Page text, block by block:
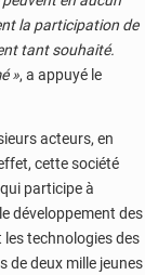
la participation de
tant souhaité.
», a appuyé le
acteurs, en
cette société
participe à
développement des
les technologies des
de deux mille jeunes